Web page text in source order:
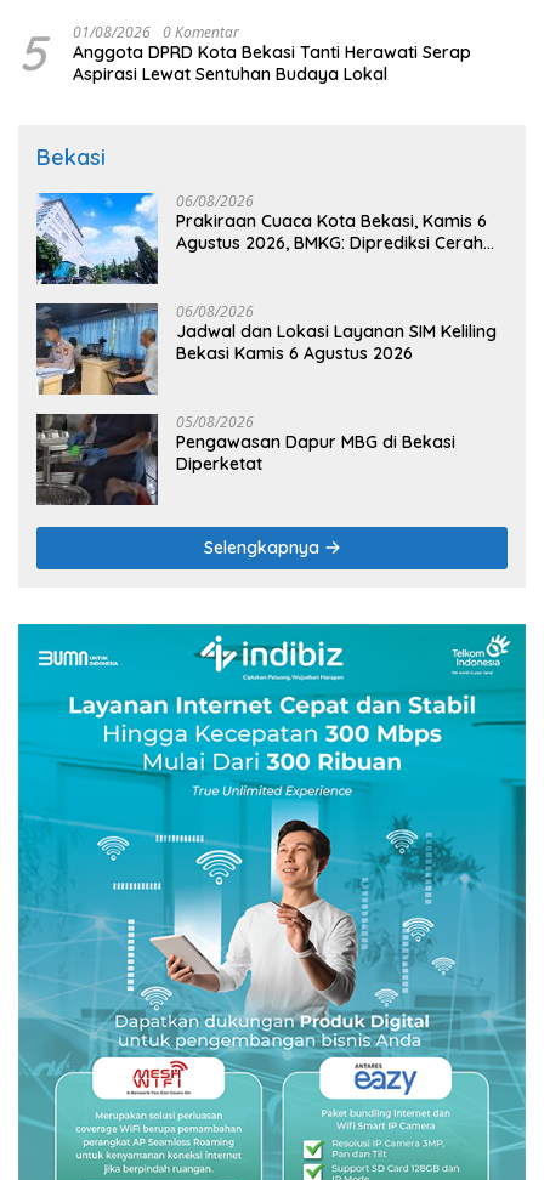
5 01/08/2026 0 Komentar
Anggota DPRD Kota Bekasi Tanti Herawati Serap
Aspirasi Lewat Sentuhan Budaya Lokal
Bekasi
06/08/2026
Prakiraan Cuaca Kota Bekasi, Kamis 6
Agustus 2026, BMKG: Diprediksi Cerah
06/08/2026
Jadwal dan Lokasi Layanan SIM Keliling
Bekasi Kamis 6 Agustus 2026
05/08/2026
Pengawasan Dapur MBG di Bekasi
Diperketat
Selengkapnya